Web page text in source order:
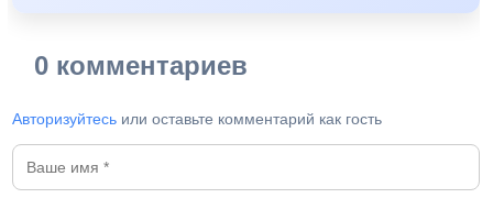
0 комментариев
Авторизуйтесь или оставьте комментарий как гость